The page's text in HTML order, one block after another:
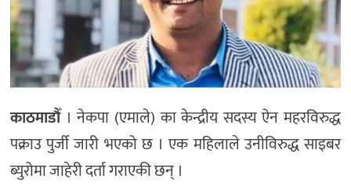
काठमाडौँ। नेकपा (एमाले) का केन्द्रीय सदस्य ऐन महरविरुद्ध
पक्राउ पुर्जी जारी भएको छ । एक महिलाले उनीविरुद्ध साइबर
ब्युरोमा जाहेरी दर्ता गराएकी छन् ।